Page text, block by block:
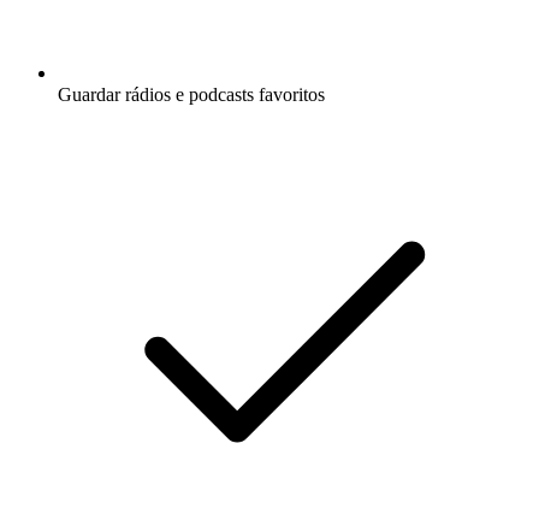
Guardar rádios e podcasts favoritos